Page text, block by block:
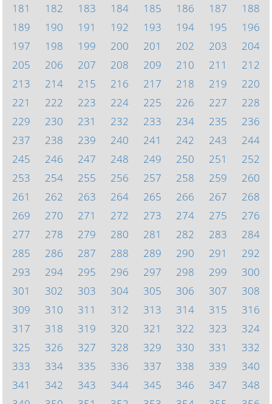
181
182 183 184 185 186 187
188
189
190 191 192 193 194 195
196
197
198 199 200 201 202 203
204
205
206 207 208 209 210 211
212
213
214 215 216 217 218 219
220
221
222 223 224 225 226 227
228
229
230 231 232 233 234 235
236
237
238 239 240 241 242 243
244
245
246 247 248 249 250 251
252
253
254 255 256 257 258 259
260
261
262 263 264 265 266 267
268
269
270 271 272 273 274 275
276
277
278 279 280 281 282 283
284
285
286 287 288 289 290 291
292
293
294 295 296 297 298 299
300
301
302 303 304 305 306 307
308
309
310 311 312 313 314 315
316
317
318 319 320 321 322 323
324
325
326 327 328 329 330 331
332
333
334 335 336 337 338 339
340
341
342 343 344 345 346 347
348